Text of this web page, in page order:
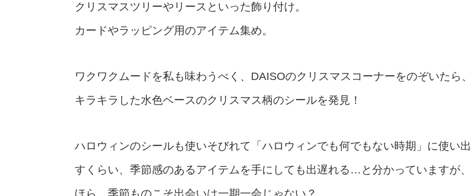
クリスマスツリーやリースといった飾り付け。
カードやラッピング用のアイテム集め。
ワクワクムードを私も味わうべく、DAISOのクリスマスコーナーをのぞいたら、
キラキラした水色ベースのクリスマス柄のシールを発見！
ハロウィンのシールも使いそびれて「ハロウィンでも何でもない時期」に使い出
すくらい、季節感のあるアイテムを手にしても出遅れる…と分かっていますが、